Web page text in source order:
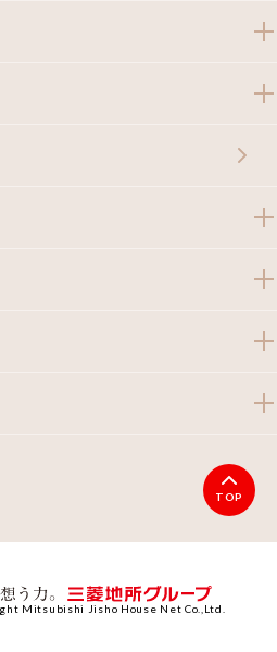
TOP
Mitsubishi Jisho House Net Co.,Ltd.